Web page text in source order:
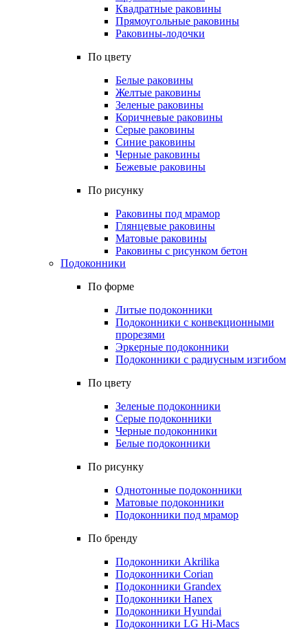
Квадратные раковины
Прямоугольные раковины
Раковины-лодочки
По цвету
Белые раковины
Желтые раковины
Зеленые раковины
Коричневые раковины
Серые раковины
Синие раковины
Черные раковины
Бежевые раковины
По рисунку
Раковины под мрамор
Глянцевые раковины
Матовые раковины
Раковины с рисунком бетон
Подоконники
По форме
Литые подоконники
Подоконники с конвекционными
прорезями
Эркерные подоконники
Подоконники с радиусным изгибом
По цвету
Зеленые подоконники
Серые подоконники
Черные подоконники
Белые подоконники
По рисунку
Однотонные подоконники
Матовые подоконники
Подоконники под мрамор
По бренду
Подоконники Akrilika
Подоконники Corian
Подоконники Grandex
Подоконники Hanex
Подоконники Hyundai
Подоконники LG Hi-Macs